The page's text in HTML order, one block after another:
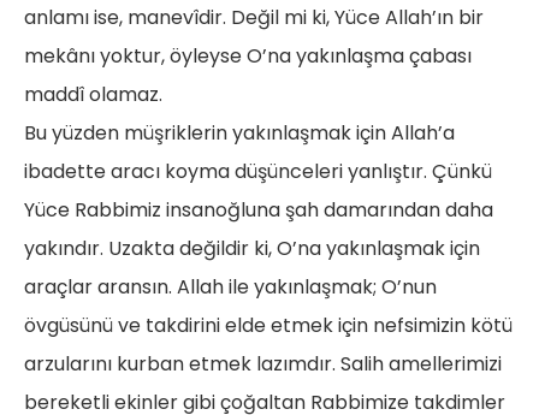
anlamı ise, manevîdir. Değil mi ki, Yüce Allah’ın bir
mekânı yoktur, öyleyse O’na yakınlaşma çabası
maddî olamaz.
Bu yüzden müşriklerin yakınlaşmak için Allah’a
ibadette aracı koyma düşünceleri yanlıştır. Çünkü
Yüce Rabbimiz insanoğluna şah damarından daha
yakındır. Uzakta değildir ki, O’na yakınlaşmak için
araçlar aransın. Allah ile yakınlaşmak; O’nun
övgüsünü ve takdirini elde etmek için nefsimizin kötü
arzularını kurban etmek lazımdır. Salih amellerimizi
bereketli ekinler gibi çoğaltan Rabbimize takdimler